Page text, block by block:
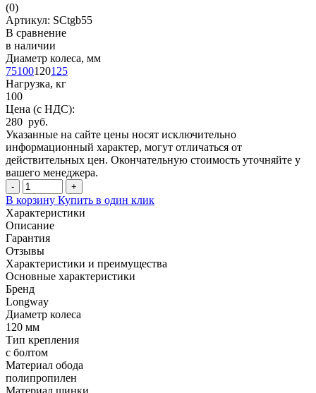
(0)
Артикул: SCtgb55
В сравнение
в наличии
Диаметр колеса, мм
75100120125
Нагрузка, кг
100
Цена (с НДС):
280 руб.
Указанные на сайте цены носят исключительно
информационный характер, могут отличаться от
действительных цен. Окончательную стоимость уточняйте у
вашего менеджера.
- +
В корзину Купить в один клик
Характеристики
Описание
Гарантия
Отзывы
Характеристики и преимущества
Основные характеристики
Бренд
Longway
Диаметр колеса
120 мм
Тип крепления
с болтом
Материал обода
полипропилен
Материал шинки